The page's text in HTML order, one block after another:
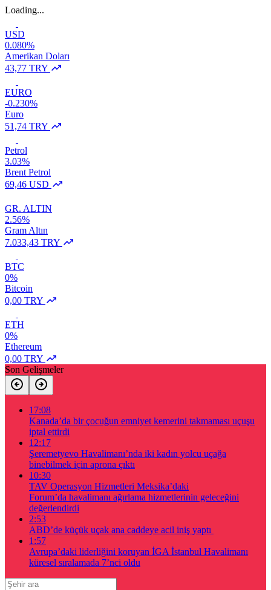
Loading...
USD
0.080%
Amerikan Doları
43,77 TRY
EURO
-0.230%
Euro
51,74 TRY
Petrol
3.03%
Brent Petrol
69,46 USD
GR. ALTIN
2.56%
Gram Altın
7.033,43 TRY
BTC
0%
Bitcoin
0,00 TRY
ETH
0%
Ethereum
0,00 TRY
Son Gelişmeler
17:08
Kanada’da bir çocuğun emniyet kemerini takmaması uçuşu
iptal ettirdi
12:17
Şeremetyevo Havalimanı’nda iki kadın yolcu uçağa
binebilmek için aprona çıktı
10:30
TAV Operasyon Hizmetleri Meksika’daki
Forum’da havalimanı ağırlama hizmetlerinin geleceğini
değerlendirdi
2:53
ABD’de küçük uçak ana caddeye acil iniş yaptı
1:57
Avrupa’daki liderliğini koruyan İGA İstanbul Havalimanı
küresel sıralamada 7’nci oldu